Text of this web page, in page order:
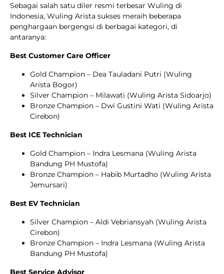
Sebagai salah satu diler resmi terbesar Wuling di
Indonesia, Wuling Arista sukses meraih beberapa
penghargaan bergengsi di berbagai kategori, di
antaranya:
Best Customer Care Officer
Gold Champion – Dea Tauladani Putri (Wuling
Arista Bogor)
Silver Champion – Milawati (Wuling Arista Sidoarjo)
Bronze Champion – Dwi Gustini Wati (Wuling Arista
Cirebon)
Best ICE Technician
Gold Champion – Indra Lesmana (Wuling Arista
Bandung PH Mustofa)
Bronze Champion – Habib Murtadho (Wuling Arista
Jemursari)
Best EV Technician
Silver Champion – Aldi Vebriansyah (Wuling Arista
Cirebon)
Bronze Champion – Indra Lesmana (Wuling Arista
Bandung PH Mustofa)
Best Service Advisor